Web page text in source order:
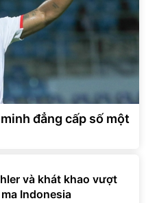
đẳng cấp số một
và khát khao vượt
Indonesia